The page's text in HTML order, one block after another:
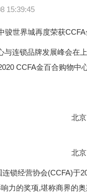
15:39:45
世界城再度荣获CCFA
连锁品牌发展峰会在上
CCFA金百合购物
北京·
北京·
经营协会(CCFA)于
力的奖项,堪称商界的奥